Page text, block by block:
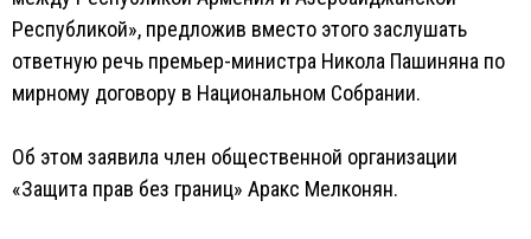
Республикой», предложив вместо этого заслушать
ответную речь премьер-министра Никола Пашиняна по
мирному договору в Национальном Собрании.
Об этом заявила член общественной организации
«Защита прав без границ» Аракс Мелконян.